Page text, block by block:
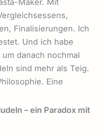
Maker. Mit
Finalisierungen. Ich
Und ich habe
danach nochmal
sind mehr als Teig.
Eine
– ein Paradox mit